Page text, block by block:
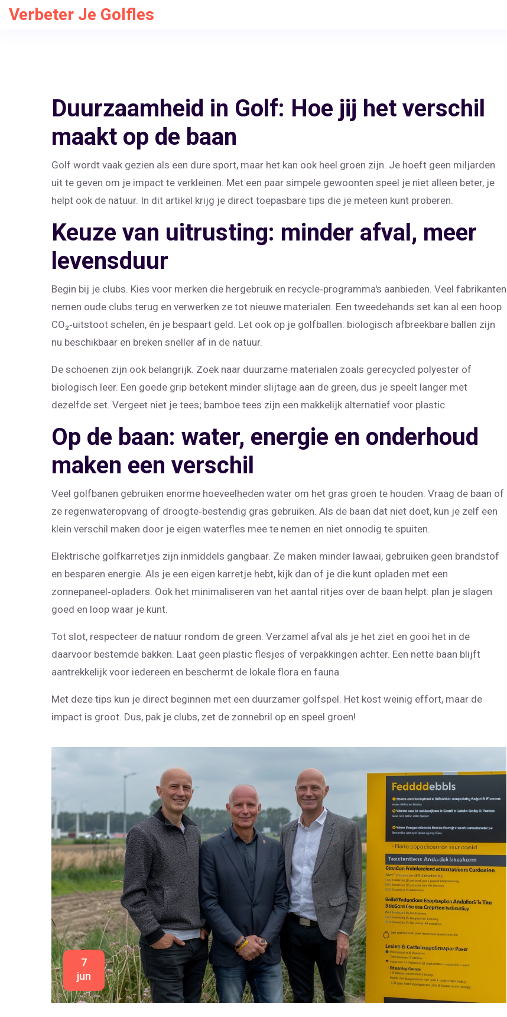
Verbeter Je Golfles
Duurzaamheid in Golf: Hoe jij het verschil
maakt op de baan
Golf wordt vaak gezien als een dure sport, maar het kan ook heel groen zijn. Je hoeft geen miljarden
uit te geven om je impact te verkleinen. Met een paar simpele gewoonten speel je niet alleen beter, je
helpt ook de natuur. In dit artikel krijg je direct toepasbare tips die je meteen kunt proberen.
Keuze van uitrusting: minder afval, meer
levensduur
Begin bij je clubs. Kies voor merken die hergebruik en recycle‑programma's aanbieden. Veel fabrikanten
nemen oude clubs terug en verwerken ze tot nieuwe materialen. Een tweedehands set kan al een hoop
CO₂‑uitstoot schelen, én je bespaart geld. Let ook op je golfballen: biologisch afbreekbare ballen zijn
nu beschikbaar en breken sneller af in de natuur.
De schoenen zijn ook belangrijk. Zoek naar duurzame materialen zoals gerecycled polyester of
biologisch leer. Een goede grip betekent minder slijtage aan de green, dus je speelt langer met
dezelfde set. Vergeet niet je tees; bamboe tees zijn een makkelijk alternatief voor plastic.
Op de baan: water, energie en onderhoud
maken een verschil
Veel golfbanen gebruiken enorme hoeveelheden water om het gras groen te houden. Vraag de baan of
ze regenwateropvang of droogte‑bestendig gras gebruiken. Als de baan dat niet doet, kun je zelf een
klein verschil maken door je eigen waterfles mee te nemen en niet onnodig te spuiten.
Elektrische golfkarretjes zijn inmiddels gangbaar. Ze maken minder lawaai, gebruiken geen brandstof
en besparen energie. Als je een eigen karretje hebt, kijk dan of je die kunt opladen met een
zonnepaneel‑opladers. Ook het minimaliseren van het aantal ritjes over de baan helpt: plan je slagen
goed en loop waar je kunt.
Tot slot, respecteer de natuur rondom de green. Verzamel afval als je het ziet en gooi het in de
daarvoor bestemde bakken. Laat geen plastic flesjes of verpakkingen achter. Een nette baan blijft
aantrekkelijk voor iedereen en beschermt de lokale flora en fauna.
Met deze tips kun je direct beginnen met een duurzamer golfspel. Het kost weinig effort, maar de
impact is groot. Dus, pak je clubs, zet de zonnebril op en speel groen!
7
jun